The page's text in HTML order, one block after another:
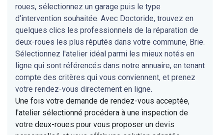
roues, sélectionnez un garage puis le type
d'intervention souhaitée. Avec Doctoride, trouvez en
quelques clics les professionnels de la réparation de
deux-roues les plus réputés dans votre commune, Brie.
Sélectionnez l'atelier idéal parmi les mieux notés en
ligne qui sont référencés dans notre annuaire, en tenant
compte des critères qui vous conviennent, et prenez
votre rendez-vous directement en ligne.
Une fois votre demande de rendez-vous acceptée,
l'atelier sélectionné procédera à une inspection de
votre deux-roues pour vous proposer un devis